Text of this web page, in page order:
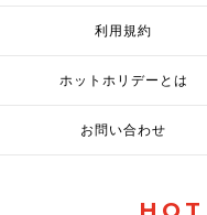
利用規約
ホットホリデーとは
お問い合わせ